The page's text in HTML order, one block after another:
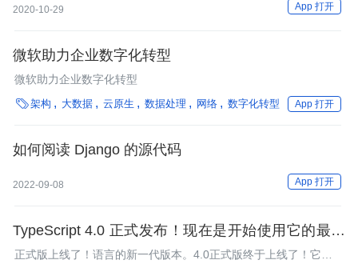
2020-10-29 App 打开
微软助力企业数字化转型
微软助力企业数字化转型
架构 大数据 云原生 数据处理 网络 数字化转型 App 打开
如何阅读 Django 的源代码
2022-09-08 App 打开
TypeScript 4.0 正式发布！现在是开始使用它的最佳
时机
正式版上线了！语言的新一代版本。4.0正式版终于上线了！它是